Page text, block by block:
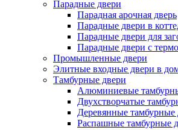
Парадные двери
Парадная арочная дверь
Парадные двери в
Парадные двери для
Парадные двери с
Промышленные двери
Элитные входные двери в
Тамбурные двери
Алюминиевые
Двухстворчатые
Деревянные тамбурные
Распашные тамбурные